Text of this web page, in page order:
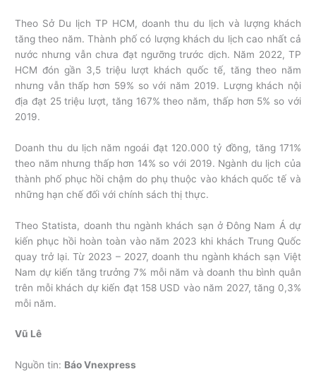
Theo Sở Du lịch TP HCM, doanh thu du lịch và lượng khách
tăng theo năm. Thành phố có lượng khách du lịch cao nhất cả
nước nhưng vẫn chưa đạt ngưỡng trước dịch. Năm 2022, TP
HCM đón gần 3,5 triệu lượt khách quốc tế, tăng theo năm
nhưng vẫn thấp hơn 59% so với năm 2019. Lượng khách nội
địa đạt 25 triệu lượt, tăng 167% theo năm, thấp hơn 5% so với
2019.
Doanh thu du lịch năm ngoái đạt 120.000 tỷ đồng, tăng 171%
theo năm nhưng thấp hơn 14% so với 2019. Ngành du lịch của
thành phố phục hồi chậm do phụ thuộc vào khách quốc tế và
những hạn chế đối với chính sách thị thực.
Theo Statista, doanh thu ngành khách sạn ở Đông Nam Á dự
kiến phục hồi hoàn toàn vào năm 2023 khi khách Trung Quốc
quay trở lại. Từ 2023 – 2027, doanh thu ngành khách sạn Việt
Nam dự kiến tăng trưởng 7% mỗi năm và doanh thu bình quân
trên mỗi khách dự kiến đạt 158 USD vào năm 2027, tăng 0,3%
mỗi năm.
Vũ Lê
Nguồn tin: Báo Vnexpress